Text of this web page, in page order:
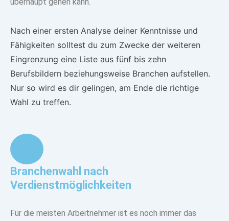
Nach einer ersten Analyse deiner Kenntnisse und
Fähigkeiten solltest du zum Zwecke der weiteren
Eingrenzung eine Liste aus fünf bis zehn
Berufsbildern beziehungsweise Branchen aufstellen.
Nur so wird es dir gelingen, am Ende die richtige
Wahl zu treffen.
Branchenwahl nach
Verdienstmöglichkeiten
Für die meisten Arbeitnehmer ist es noch immer das